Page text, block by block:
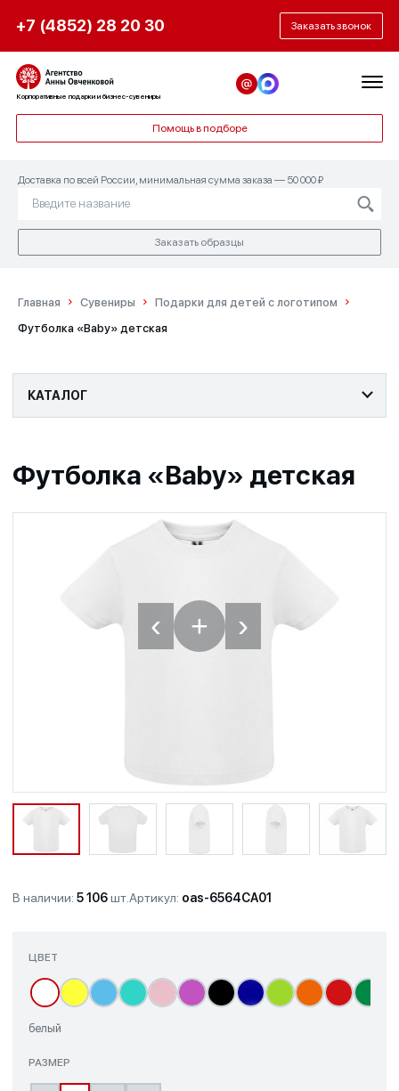
+7 (4852) 28 20 30 Заказать звонок
Корпоративные подарки и бизнес-сувениры
Помощь в подборе
Доставка по всей России, минимальная сумма заказа — 50 000 ₽
Заказать образцы
Главная Сувениры
Подарки для детей с логотипом
Футболка «Baby» детская
КАТАЛОГ
Футболка «Baby» детская
‹ + ›
В наличии: 5 106шт.Артикул: oas-6564CA01
ЦВЕТ
белый
РАЗМЕР